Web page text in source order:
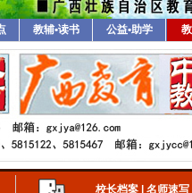
教辅•读书 公益•助学
校长档案 名师速写